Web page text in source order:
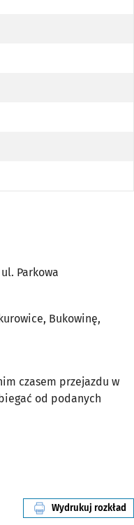
Parkowa
Bukowinę,
czasem przejazdu w
od podanych
Wydrukuj rozkład
linii nr 930